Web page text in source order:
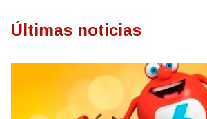
Últimas noticias